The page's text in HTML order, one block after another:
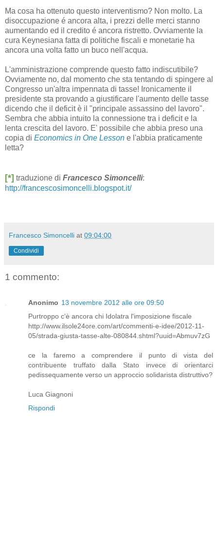
Ma cosa ha ottenuto questo interventismo? Non molto. La
disoccupazione é ancora alta, i prezzi delle merci stanno
aumentando ed il credito é ancora ristretto. Ovviamente la
cura Keynesiana fatta di politiche fiscali e monetarie ha
ancora una volta fatto un buco nell'acqua.
L'amministrazione comprende questo fatto indiscutibile?
Ovviamente no, dal momento che sta tentando di spingere al
Congresso un'altra impennata di tasse! Ironicamente il
presidente sta provando a giustificare l'aumento delle tasse
dicendo che il deficit è il "principale assassino del lavoro".
Sembra che abbia intuito la connessione tra i deficit e la
lenta crescita del lavoro. E' possibile che abbia preso una
copia di Economics in One Lesson e l'abbia praticamente
letta?
[*] traduzione di Francesco Simoncelli:
http://francescosimoncelli.blogspot.it/
Francesco Simoncelli at 09:04:00
Condividi
1 commento:
Anonimo 13 novembre 2012 alle ore 09:50
Purtroppo c'è ancora chi Idolatra l'imposizione fiscale
http://www.ilsole24ore.com/art/commenti-e-idee/2012-11-
05/strada-giusta-tasse-alte-080844.shtml?uuid=Abmuv7zG
ce la faremo a comprendere il punto di vista del
contribuente truffato dalla Stato invece di orientarci
pedissequamente verso un approccio solidarista distruttivo?
Luca Giagnoni
Rispondi